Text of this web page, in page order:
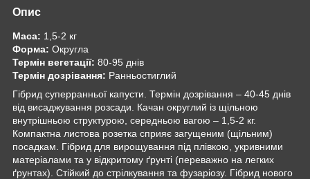
Опис
Маса: 1,5-2 кг
Форма: Округла
Термін вегетації: 80-95 днів
Термін дозрівання: Ранньостиглий
Гібрид суперранньої капусти. Термін дозрівання – 40-45 днів
від висаджування розсади. Качан округлий із щільною
внутрішньою структурою, середньою вагою – 1,5-2 кг.
Компактна листова розетка сприяє загущеним (щільним)
посадкам. Гібрид для вирощування під плівкою, укривними
матеріалами та у відкритому ґрунті (переважно на легких
ґрунтах). Стійкий до стрілкування та фузаріозу. Гібрид нового